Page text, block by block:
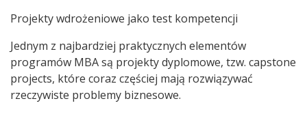
Projekty wdrożeniowe jako test kompetencji
Jednym z najbardziej praktycznych elementów
programów MBA są projekty dyplomowe, tzw. capstone
projects, które coraz częściej mają rozwiązywać
rzeczywiste problemy biznesowe.